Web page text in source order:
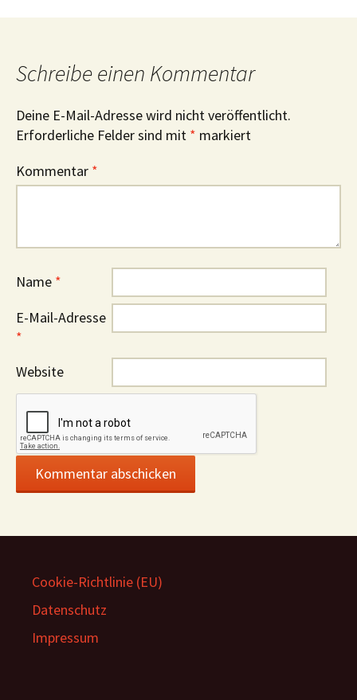
Schreibe einen Kommentar
Deine E-Mail-Adresse wird nicht veröffentlicht.
Erforderliche Felder sind mit * markiert
Kommentar *
Name *
E-Mail-Adresse
*
Website
Cookie-Richtlinie (EU)
Datenschutz
Impressum